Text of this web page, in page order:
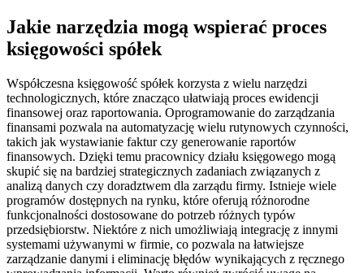
Jakie narzędzia mogą wspierać proces
księgowości spółek
Współczesna księgowość spółek korzysta z wielu narzędzi
technologicznych, które znacząco ułatwiają proces ewidencji
finansowej oraz raportowania. Oprogramowanie do zarządzania
finansami pozwala na automatyzację wielu rutynowych czynności,
takich jak wystawianie faktur czy generowanie raportów
finansowych. Dzięki temu pracownicy działu księgowego mogą
skupić się na bardziej strategicznych zadaniach związanych z
analizą danych czy doradztwem dla zarządu firmy. Istnieje wiele
programów dostępnych na rynku, które oferują różnorodne
funkcjonalności dostosowane do potrzeb różnych typów
przedsiębiorstw. Niektóre z nich umożliwiają integrację z innymi
systemami używanymi w firmie, co pozwala na łatwiejsze
zarządzanie danymi i eliminację błędów wynikających z ręcznego